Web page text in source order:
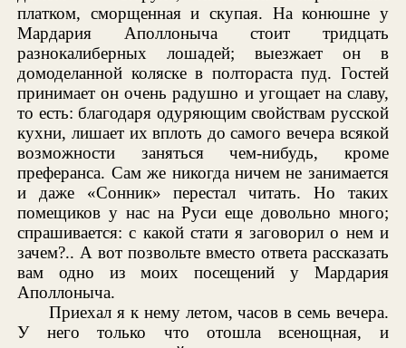
платком, сморщенная и скупая. На конюшне у
Мардария Аполлоныча стоит тридцать
разнокалиберных лошадей; выезжает он в
домоделанной коляске в полтораста пуд. Гостей
принимает он очень радушно и угощает на славу,
то есть: благодаря одуряющим свойствам русской
кухни, лишает их вплоть до самого вечера всякой
возможности заняться чем-нибудь, кроме
преферанса. Сам же никогда ничем не занимается
и даже «Сонник» перестал читать. Но таких
помещиков у нас на Руси еще довольно много;
спрашивается: с какой стати я заговорил о нем и
зачем?.. А вот позвольте вместо ответа рассказать
вам одно из моих посещений у Мардария
Аполлоныча.
Приехал я к нему летом, часов в семь вечера.
У него только что отошла всенощная, и